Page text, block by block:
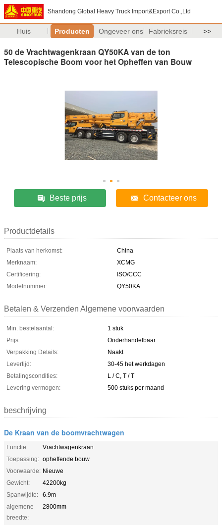
Shandong Global Heavy Truck Import&Export Co.,Ltd
Huis Producten Ongeveer ons Fabrieksreis >>
50 de Vrachtwagenkraan QY50KA van de ton
Telescopische Boom voor het Opheffen van Bouw
Beste prijs Contacteer ons
Productdetails
Plaats van herkomst:
China
Merknaam:
XCMG
Certificering:
ISO/CCC
Modelnummer:
QY50KA
Betalen & Verzenden Algemene voorwaarden
Min. bestelaantal:
1 stuk
Prijs:
Onderhandelbaar
Verpakking Details:
Naakt
Levertijd:
30-45 het werkdagen
Betalingscondities:
L / C, T / T
Levering vermogen:
500 stuks per maand
beschrijving
De Kraan van de boomvrachtwagen
Functie:
Vrachtwagenkraan
Toepassing: opheffende bouw
Voorwaarde: Nieuwe
Gewicht:
42200kg
Spanwijdte:
6.9m
algemene
breedte:
2800mm